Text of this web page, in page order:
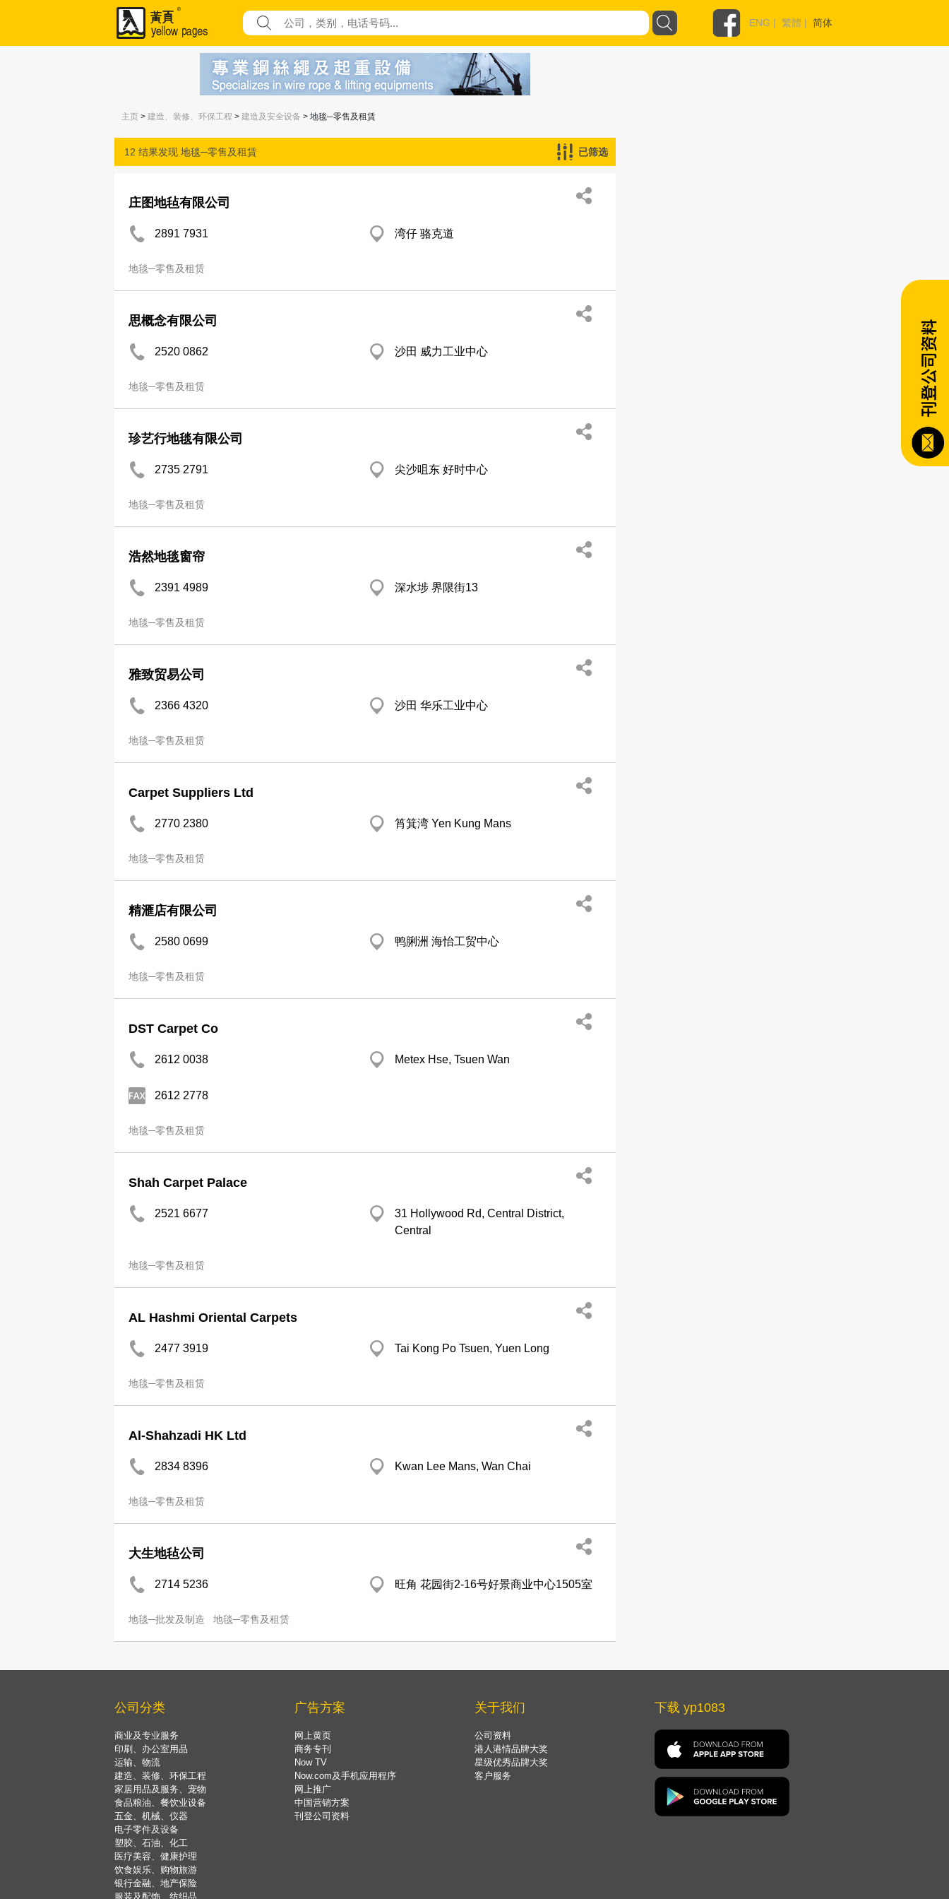
ENG | 繁體 | 简体
主页 > 建造、装修、环保工程 > 建造及安全设备 > 地毯─零售及租賃
12 结果发现 地毯─零售及租賃 已筛选
庄图地毡有限公司
2891 7931 湾仔 骆克道
地毯─零售及租赁
思概念有限公司
2520 0862 沙田 威力工业中心
地毯─零售及租赁
珍艺行地毯有限公司
2735 2791 尖沙咀东 好时中心
地毯─零售及租赁
浩然地毯窗帘
2391 4989 深水埗 界限街13
地毯─零售及租赁
雅致贸易公司
2366 4320 沙田 华乐工业中心
地毯─零售及租赁
Carpet Suppliers Ltd
2770 2380 筲箕湾 Yen Kung Mans
地毯─零售及租赁
精滙店有限公司
2580 0699 鸭脷洲 海怡工贸中心
地毯─零售及租赁
DST Carpet Co
2612 0038 Metex Hse, Tsuen Wan
2612 2778
地毯─零售及租赁
Shah Carpet Palace
2521 6677
31 Hollywood Rd, Central District,
Central
地毯─零售及租赁
AL Hashmi Oriental Carpets
2477 3919 Tai Kong Po Tsuen, Yuen Long
地毯─零售及租赁
Al-Shahzadi HK Ltd
2834 8396 Kwan Lee Mans, Wan Chai
地毯─零售及租赁
大生地毡公司
2714 5236 旺角 花园街2-16号好景商业中心1505室
地毯─批发及制造 地毯─零售及租赁
公司分类
商业及专业服务
印刷、办公室用品
运输、物流
建造、装修、环保工程
家居用品及服务、宠物
食品粮油、餐饮业设备
五金、机械、仪器
电子零件及设备
塑胶、石油、化工
医疗美容、健康护理
饮食娱乐、购物旅游
银行金融、地产保险
服装及配饰、纺织品
广告方案
网上黄页
商务专刊
Now TV
Now.com及手机应用程序
网上推广
中国营销方案
刊登公司资料
关于我们
公司资料
港人港情品牌大奖
星级优秀品牌大奖
客户服务
下载 yp1083